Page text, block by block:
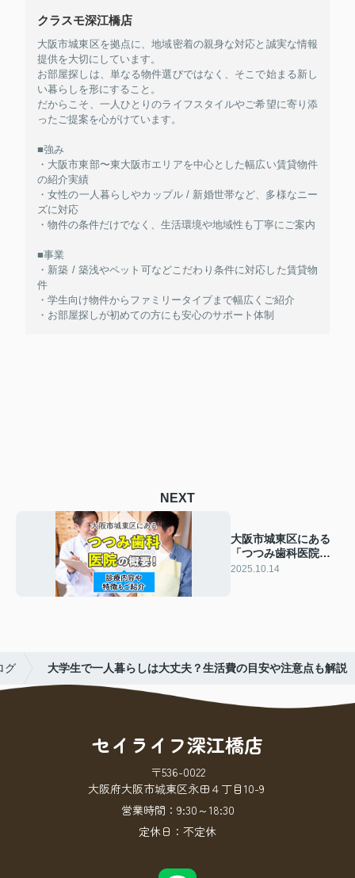
クラスモ深江橋店
大阪市城東区を拠点に、地域密着の親身な対応と誠実な情報
提供を大切にしています。
お部屋探しは、単なる物件選びではなく、そこで始まる新し
い暮らしを形にすること。
だからこそ、一人ひとりのライフスタイルやご希望に寄り添
ったご提案を心がけています。
■強み
・大阪市東部〜東大阪市エリアを中心とした幅広い賃貸物件
の紹介実績
・女性の一人暮らしやカップル / 新婚世帯など、多様なニー
ズに対応
・物件の条件だけでなく、生活環境や地域性も丁寧にご案内
■事業
・新築 / 築浅やペット可などこだわり条件に対応した賃貸物
件
・学生向け物件からファミリータイプまで幅広くご紹介
・お部屋探しが初めての方にも安心のサポート体制
NEXT
大阪市城東区にある
「つつみ歯科医院」
の概要！診療内容や
2025.10.14
グ 大学生で一人暮らしは大丈夫？生活費の目安や注意点も解説
セイライフ深江橋店
〒536-0022
大阪府大阪市城東区永田４丁目10-9
営業時間： 9:30～18:30
定休日： 不定休